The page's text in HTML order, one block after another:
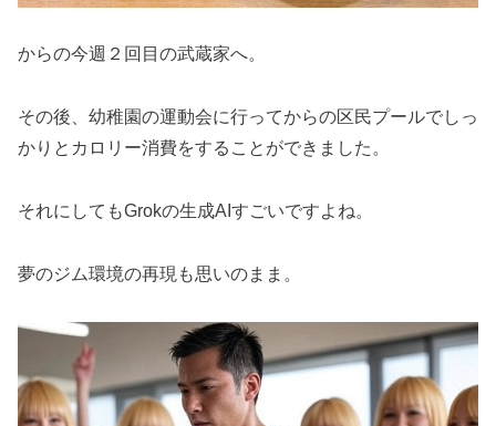
からの今週２回目の武蔵家へ。
その後、幼稚園の運動会に行ってからの区民プールでしっ
かりとカロリー消費をすることができました。
それにしてもGrokの生成AIすごいですよね。
夢のジム環境の再現も思いのまま。